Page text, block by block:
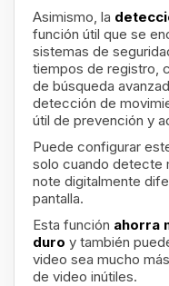
Asimismo, la
función útil que se
sistemas de
tiempos de registro,
de búsqueda
detección de
útil de prevención y
Puede configurar
solo cuando detecte
note digitalmente
pantalla.
Esta función ahorra
duro y también
video sea mucho
de video inútiles.